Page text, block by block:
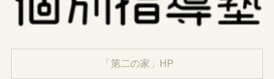
「第二の家」HP